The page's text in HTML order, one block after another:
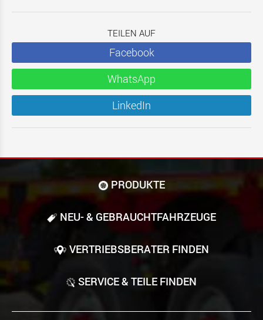
TEILEN AUF
Facebook
WhatsApp
LinkedIn
PRODUKTE
NEU- & GEBRAUCHT­FAHRZEUGE
VERTRIEBSBERATER FINDEN
SERVICE & TEILE FINDEN